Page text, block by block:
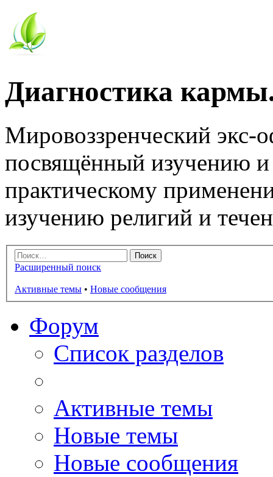
Диагностика
Мировоззренческий
посвящённый изучению
практическому
изучению религий и
Расширенный поиск
Активные темы • Новые сообщения
Форум
Список разделов
Активные темы
Новые темы
Новые сообщения